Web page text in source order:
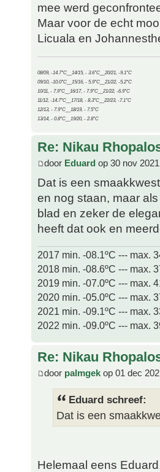
mee werd
Maar voor de echt
Licuala en
08/09, -14.7°C__14/15, - 3.6°C__20/21, -9.1°C
09/10, -10.0°C__15/16, - 5.9°C__21/22, -5.2°C
10/11, - 7.9°C__16/17, - 7.9°C__21/22, -6.9°C
11/12, -14.7°C__17/18, - 8.3°C__22/23, -7.1°C
12/13, - 7.9°C__18/19, - 7.5°C
13/14, - 0.8°C__19/20, - 2.8°C
Re: Nikau
door Eduard op 30 nov
Dat is een
en nog staan, maar
blad en zeker de
heeft dat ook en
2017 min. -08.1ºC --- max.
2018 min. -08.6ºC --- max.
2019 min. -07.0ºC --- max.
2020 min. -05.0ºC --- max.
2021 min. -09.1ºC --- max.
2022 min. -09.0ºC --- max.
Re: Nikau
door palmgek op 01 dec
Eduard schreef:
Dat is een
Helemaal eens